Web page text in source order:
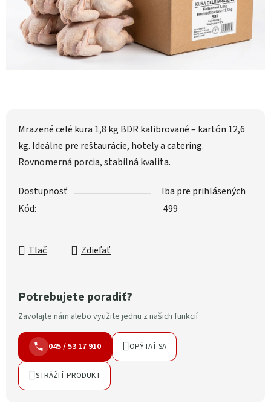
Mrazené celé kura 1,8 kg BDR kalibrované – kartón 12,6
kg. Ideálne pre reštaurácie, hotely a catering.
Rovnomerná porcia, stabilná kvalita.
Dostupnosť
Iba pre prihlásených
Kód:
499
Tlač Zdieľať
Potrebujete poradiť?
Zavolajte nám alebo využite jednu z našich funkcií
045 / 53 17 910 OPÝTAŤ SA
STRÁŽIŤ PRODUKT